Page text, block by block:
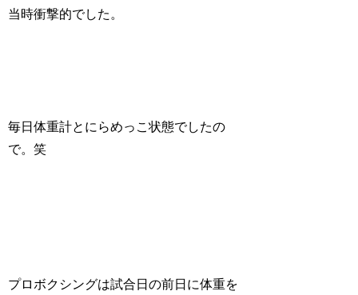
当時衝撃的でした。
毎日体重計とにらめっこ状態でしたの
で。笑
プロボクシングは試合日の前日に体重を